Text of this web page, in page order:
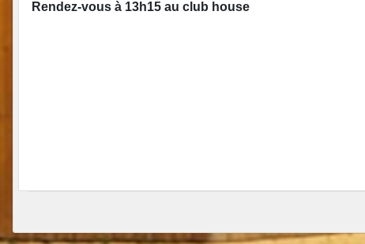
Rendez-vous à 13h15 au club house